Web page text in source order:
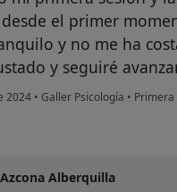
desde el primer
y no me ha
y seguiré
2024 • Galler Psicología • Primera
Jorge
Alberquilla